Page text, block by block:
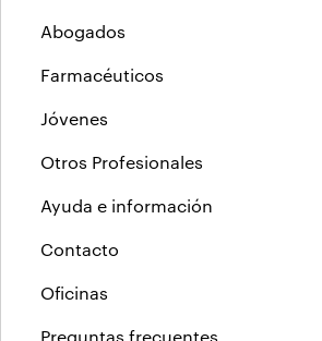
Abogados
Farmacéuticos
Jóvenes
Otros Profesionales
Ayuda e información
Contacto
Oficinas
Preguntas frecuentes